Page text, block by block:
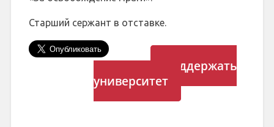
Старший сержант в отставке.
Поддержать
университет